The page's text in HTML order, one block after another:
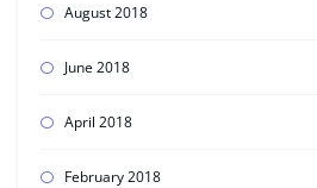
August 2018
June 2018
April 2018
February 2018